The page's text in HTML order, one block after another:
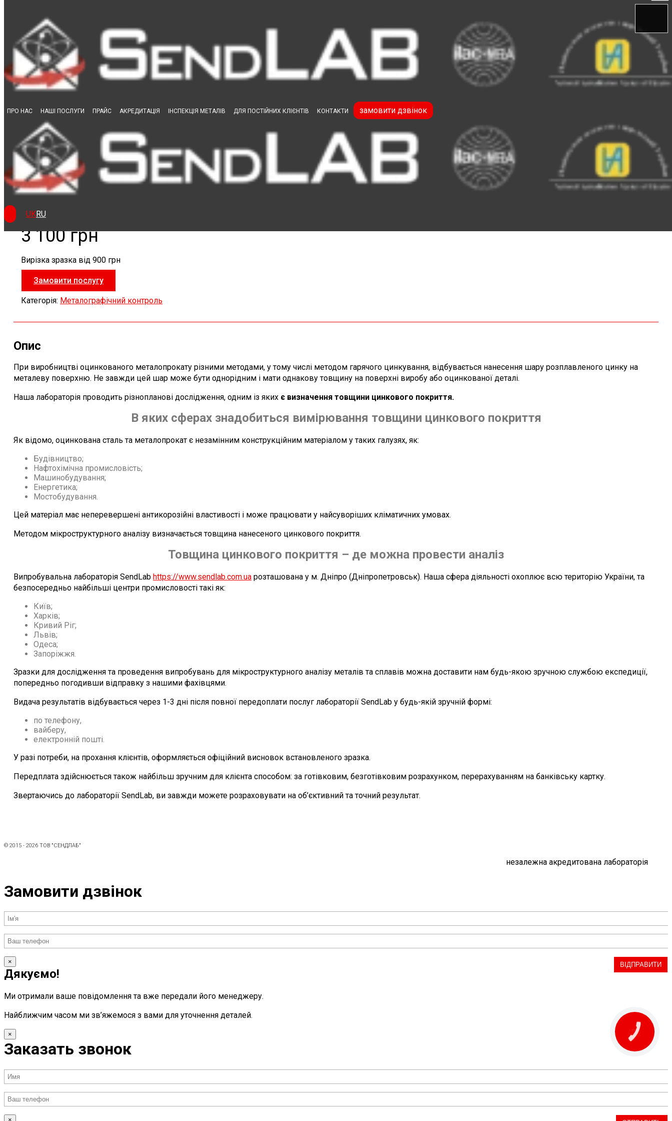
ПРО НАС НАШІ ПОСЛУГИ ПРАЙС АКРЕДИТАЦІЯ ІНСПЕКЦІЯ МЕТАЛІВ ДЛЯ ПОСТІЙНИХ КЛІЄНТІВ КОНТАКТИ замовити дзвінок
RU
UK
Контроль товщини цинкового покриття.
3 100 грн
Вирізка зразка від 900 грн
Замовити послугу
Категорія: Металографічний контроль
Опис
При виробництві оцинкованого металопрокату різними методами, у тому числі методом гарячого цинкування, відбувається нанесення шару розплавленого цинку на
металеву поверхню. Не завжди цей шар може бути однорідним і мати однакову товщину на поверхні виробу або оцинкованої деталі.
Наша лабораторія проводить різнопланові дослідження, одним із яких є визначення товщини цинкового покриття.
В яких сферах знадобиться вимірювання товщини цинкового покриття
Як відомо, оцинкована сталь та металопрокат є незамінним конструкційним матеріалом у таких галузях, як:
Будівництво;
Нафтохімічна промисловість;
Машинобудування;
Енергетика;
Мостобудування.
Цей матеріал має неперевершені антикорозійні властивості і може працювати у найсуворіших кліматичних умовах.
Методом мікроструктурного аналізу визначається товщина нанесеного цинкового покриття.
Товщина цинкового покриття – де можна провести аналіз
Випробувальна лабораторія SendLab https://www.sendlab.com.ua розташована у м. Дніпро (Дніпропетровськ). Наша сфера діяльності охоплює всю територію України, та
безпосередньо найбільші центри промисловості такі як:
Київ;
Харків;
Кривий Ріг;
Львів;
Одеса;
Запоріжжя.
Зразки для дослідження та проведення випробувань для мікроструктурного аналізу металів та сплавів можна доставити нам будь-якою зручною службою експедиції,
попередньо погодивши відправку з нашими фахівцями.
Видача результатів відбувається через 1-3 дні після повної передоплати послуг лабораторії SendLab у будь-якій зручній формі:
по телефону,
вайберу,
електронній пошті.
У разі потреби, на прохання клієнтів, оформляється офіційний висновок встановленого зразка.
Передплата здійснюється також найбільш зручним для клієнта способом: за готівковим, безготівковим розрахунком, перерахуванням на банківську картку.
Звертаючись до лабораторії SendLab, ви завжди можете розраховувати на об’єктивний та точний результат.
© 2015 - 2026 ТОВ "СЕНДЛАБ"
незалежна акредитована лабораторія
Замовити дзвінок
×
Дякуємо!
Ми отримали ваше повідомлення та вже передали його менеджеру.
Найближчим часом ми зв’яжемося з вами для уточнення деталей.
×
Заказать звонок
КНОПКА
ЗВ'ЯЗКУ